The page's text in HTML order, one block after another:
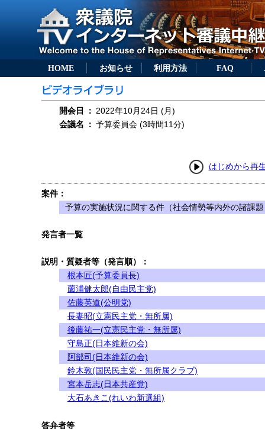
HOME お知らせ 利用方法 FAQ
開会日 ： 2022年10月24日 (月)
会議名
： 予算委員会 (3時間11分)
はじめから再
案件：
予算の実施状況に関する件（社会情勢等内外の諸課
発言者一覧
説明・質疑者等（発言順）：
根本匠(予算委員長)
薗浦健太郎(自由民主党)
佐藤英道(公明党)
長妻昭(立憲民主党・無所属)
後藤祐一(立憲民主党・無所属)
守島正(日本維新の会)
阿部司(日本維新の会)
鈴木敦(国民民主党・無所属クラブ)
宮本岳志(日本共産党)
大石あきこ(れいわ新選組)
答弁者等